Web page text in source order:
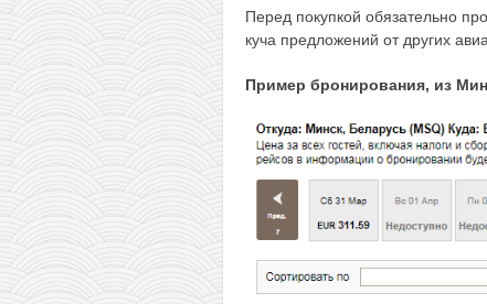
Перед покупкой обязательно
куча предложений от других
Пример бронирования, из